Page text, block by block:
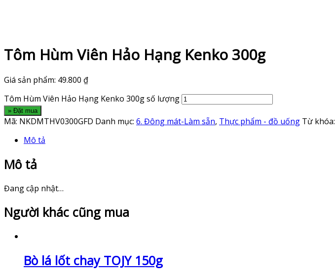
Tôm Hùm Viên Hảo Hạng Kenko 300g
Giá sản phẩm: 49.800 ₫
Tôm Hùm Viên Hảo Hạng Kenko 300g số lượng
» Đặt mua
Mã: NKDMTHV0300GFD Danh mục: 6. Đông mát-Làm sẵn, Thực phẩm - đồ uống Từ khóa:
Mô tả
Mô tả
Đang cập nhật…
Người khác cũng mua
Bò lá lốt chay TOJY 150g